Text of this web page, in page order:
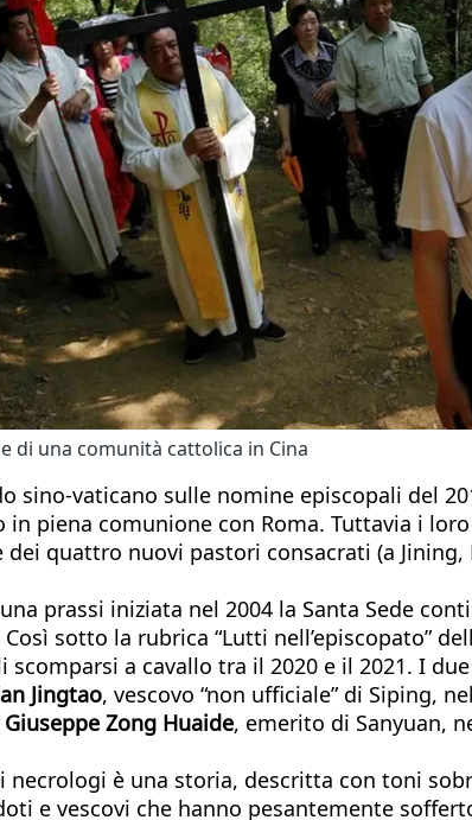
di una comunità cattolica in Cina
sino-vaticano sulle nomine episcopali del
in piena comunione con Roma. Tuttavia i
quattro nuovi pastori consacrati (a
prassi iniziata nel 2004 la Santa Sede
Così sotto la rubrica “Lutti nell’episcopato”
scomparsi a cavallo tra il 2020 e il 2021. I
Jingtao, vescovo “non ufficiale” di Siping,
Zong Huaide, emerito di Sanyuan,
necrologi è una storia, descritta con toni
e vescovi che hanno pesantemente